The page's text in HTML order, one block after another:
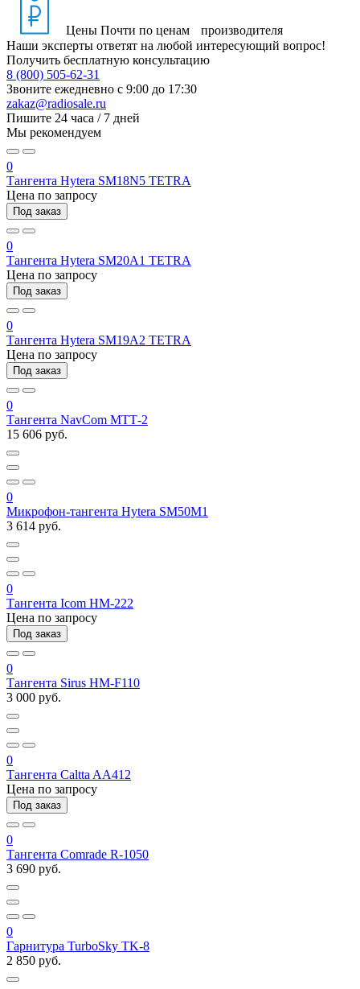
Цены Почти по ценам производителя
Наши эксперты ответят на любой интересующий вопрос!
Получить бесплатную консультацию
8 (800) 505-62-31
Звоните ежедневно с 9:00 до 17:30
zakaz@radiosale.ru
Пишите 24 часа / 7 дней
Мы рекомендуем
0
Тангента Hytera SM18N5 TETRA
Цена по запросу
Под заказ
0
Тангента Hytera SM20A1 TETRA
Цена по запросу
Под заказ
0
Тангента Hytera SM19A2 TETRA
Цена по запросу
Под заказ
0
Тангента NavCom МТТ-2
15 606 руб.
0
Микрофон-тангента Hytera SM50M1
3 614 руб.
0
Тангента Icom HM-222
Цена по запросу
Под заказ
0
Тангента Sirus HM-F110
3 000 руб.
0
Тангента Caltta AA412
Цена по запросу
Под заказ
0
Тангента Comrade R-1050
3 690 руб.
0
Гарнитура TurboSky TK-8
2 850 руб.